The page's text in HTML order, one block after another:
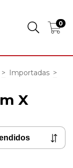
0
> Importadas >
X